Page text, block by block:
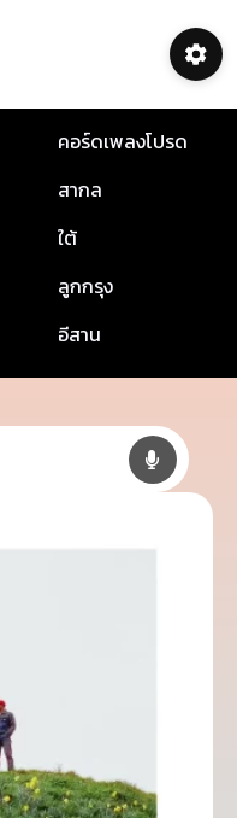
คอร์ดเพลงโปรด
สากล
ใต้
ลูกกรุง
อีสาน